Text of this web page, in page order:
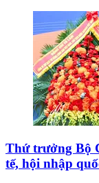
Thứ trưởng Bộ
tế, hội nhập